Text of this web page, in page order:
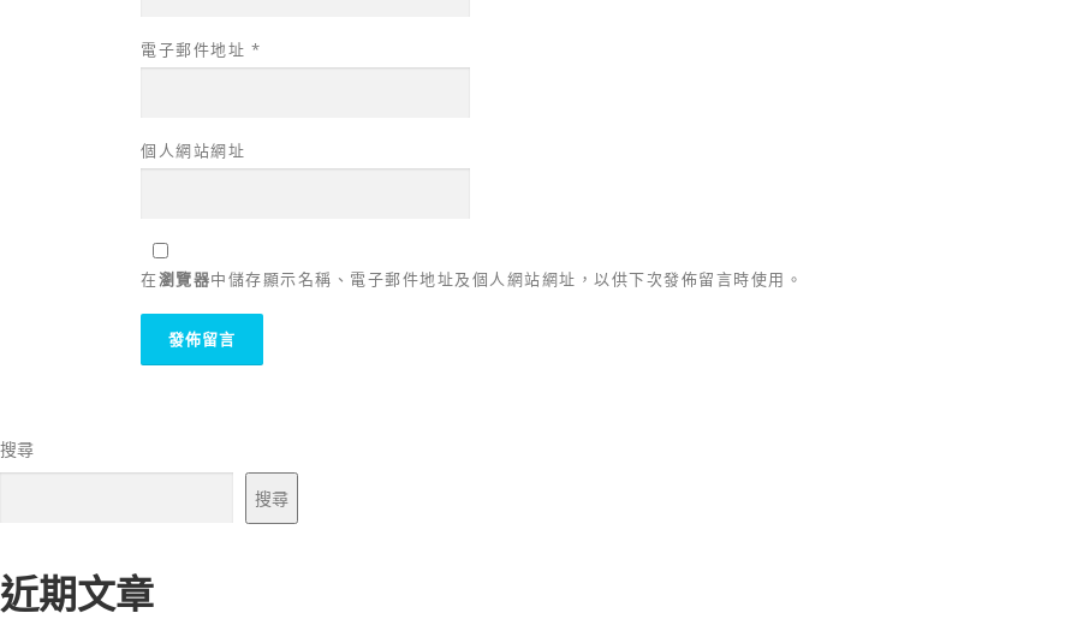
電子郵件地址 *
個人網站網址
在瀏覽器中儲存顯示名稱、電子郵件地址及個人網站網址，以供下次發佈留言時使用。
搜尋
搜尋
近期文章